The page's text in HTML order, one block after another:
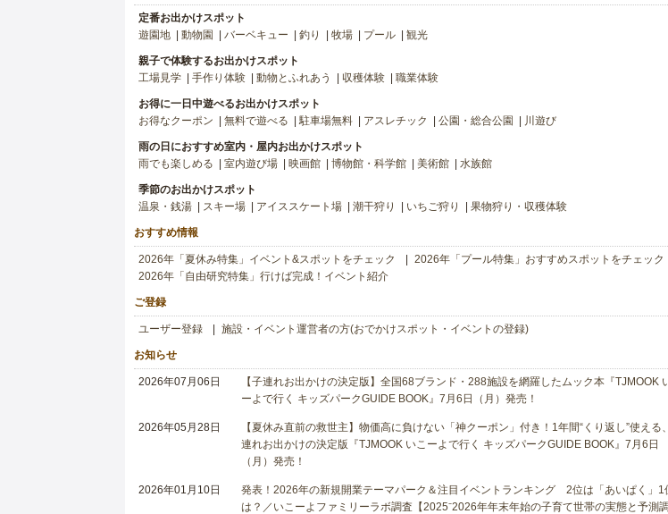
定番お出かけスポット
遊園地
動物園 バーベキュー 釣り 牧場 プール 観光
親子で体験するお出かけスポット
工場見学
手作り体験 動物とふれあう 収穫体験 職業体験
お得に一日中遊べるお出かけスポット
お得なクーポン
無料で遊べる 駐車場無料 アスレチック 公園・総合公園 川遊び
雨の日におすすめ室内・屋内お出かけスポット
雨でも楽しめる
室内遊び場 映画館 博物館・科学館 美術館 水族館
季節のお出かけスポット
温泉・銭湯
スキー場 アイススケート場 潮干狩り いちご狩り 果物狩り・収穫体験
おすすめ情報
2026年「夏休み特集」イベント&スポットをチェック
2026年「プール特集」おすすめスポットをチェック
2026年「自由研究特集」行けば完成！イベント紹介
ご登録
ユーザー登録 施設・イベント運営者の方(おでかけスポット・イベントの登録)
お知らせ
2026年07月06日
【子連れお出かけの決定版】全国68ブランド・288施設を網羅したムック本『TJMOOK
ーよで行く キッズパークGUIDE BOOK』7月6日（月）発売！
2026年05月28日
【夏休み直前の救世主】物価高に負けない「神クーポン」付き！1年間“くり返し”使える
連れお出かけの決定版『TJMOOK いこーよで行く キッズパークGUIDE BOOK』7月6日
（月）発売！
2026年01月10日
発表！2026年の新規開業テーマパーク＆注目イベントランキング 2位は「あいぱく」1
は？／いこーよファミリーラボ調査【2025⁻2026年年末年始の子育て世帯の実態と予測